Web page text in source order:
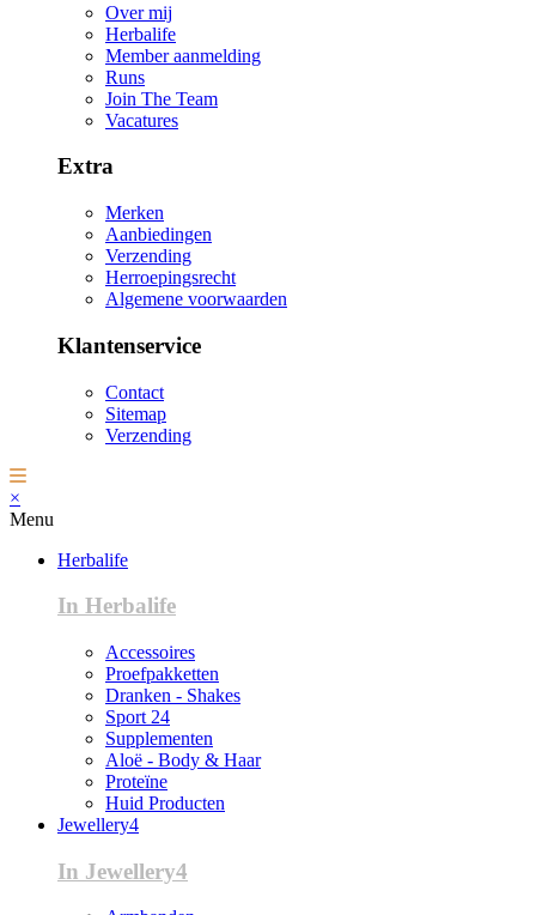
Over mij
Herbalife
Member aanmelding
Runs
Join The Team
Vacatures
Extra
Merken
Aanbiedingen
Verzending
Herroepingsrecht
Algemene voorwaarden
Klantenservice
Contact
Sitemap
Verzending
×
Menu
Herbalife
In Herbalife
Accessoires
Proefpakketten
Dranken - Shakes
Sport 24
Supplementen
Aloë - Body & Haar
Proteïne
Huid Producten
Jewellery4
In Jewellery4